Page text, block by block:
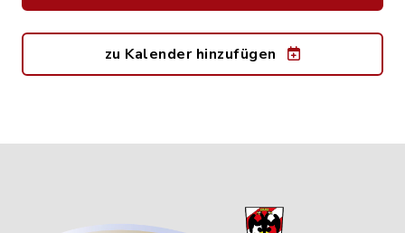
zu Kalender hinzufügen